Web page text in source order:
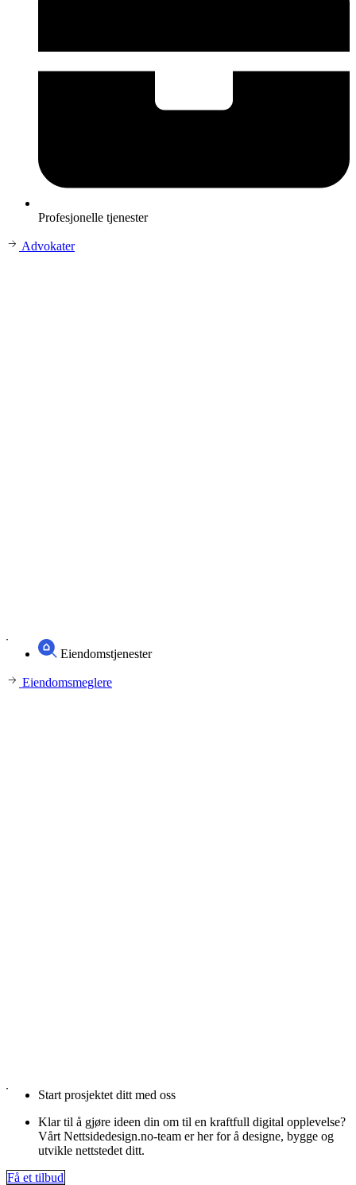
Profesjonelle tjenester
Advokater
Eiendomstjenester
Eiendomsmeglere
Start prosjektet ditt med oss
Klar til å gjøre ideen din om til en kraftfull digital opplevelse?
Vårt Nettsidedesign.no-team er her for å designe, bygge og
utvikle nettstedet ditt.
Få et tilbud